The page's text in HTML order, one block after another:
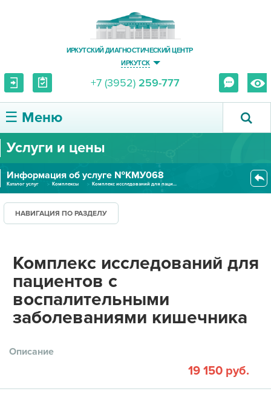
ИРКУТСКИЙ ДИАГНОСТИЧЕСКИЙ ЦЕНТР
ИРКУТСК
+7 (3952) 259-777
☰ Меню
О ЦЕНТРЕ
УСЛУГИ И ЦЕНЫ
ПАЦИЕНТУ
ПРАВОВАЯ ИНФОРМАЦИЯ
Услуги и цены
Информация об услуге №КМУ068
Каталог услуг Комплексы Комплекс исследований для паци...
НАВИГАЦИЯ ПО РАЗДЕЛУ
Комплекс исследований для
пациентов с
воспалительными
заболеваниями кишечника
Описание
19 150 руб.